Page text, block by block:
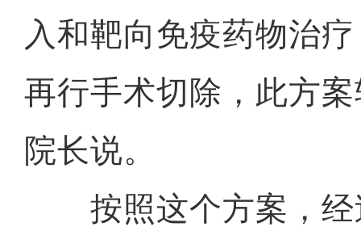
入和靶向免疫药物治
再行手术切除，此方
院长说。
按照这个方案，经